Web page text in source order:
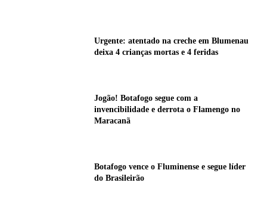
Urgente: atentado na creche em Blumenau
deixa 4 crianças mortas e 4 feridas
Jogão! Botafogo segue com a
invencibilidade e derrota o Flamengo no
Maracanã
Botafogo vence o Fluminense e segue líder
do Brasileirão